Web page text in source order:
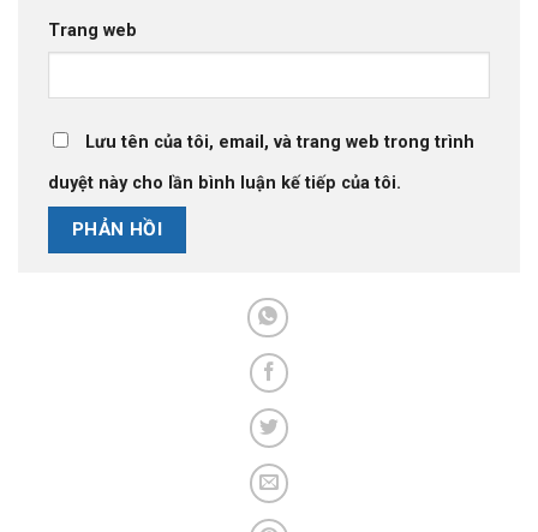
Trang web
Lưu tên của tôi, email, và trang web trong trình
duyệt này cho lần bình luận kế tiếp của tôi.